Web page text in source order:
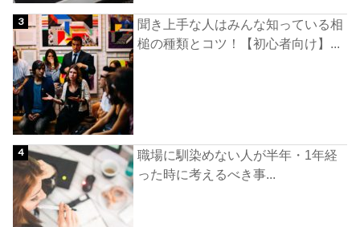
聞き上手な人はみんな知っている相
槌の種類とコツ！【初心者向け】...
職場に馴染めない人が半年・1年経
った時に考えるべき事...